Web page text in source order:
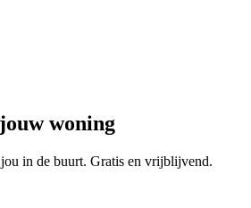
woning
in de buurt. Gratis en vrijblijvend.